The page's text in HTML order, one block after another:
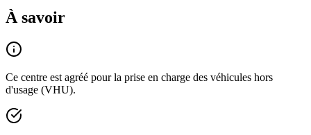
À savoir
Ce centre est agréé pour la prise en charge des véhicules hors
d'usage (VHU).